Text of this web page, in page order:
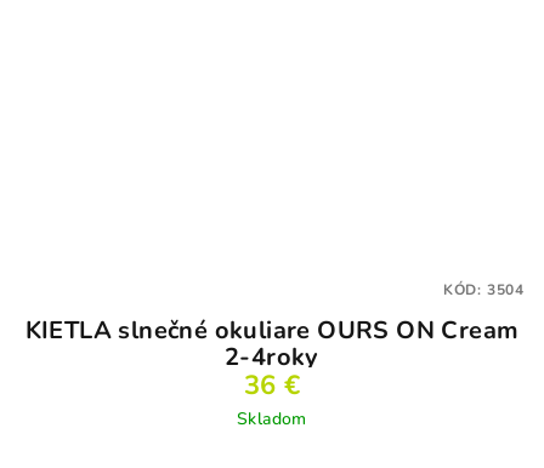
KIETLA slnečné okuliare OURS ON Cream
2-4roky
36 €
Skladom
KÓD: 3504